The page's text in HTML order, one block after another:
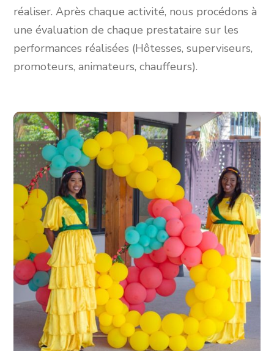
réaliser. Après chaque activité, nous procédons à
une évaluation de chaque prestataire sur les
performances réalisées (Hôtesses, superviseurs,
promoteurs, animateurs, chauffeurs).